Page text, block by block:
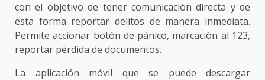
con el objetivo de tener comunicación directa y de
esta forma reportar delitos de manera inmediata.
Permite accionar botón de pánico, marcación al 123,
reportar pérdida de documentos.
La aplicación móvil que se puede descargar